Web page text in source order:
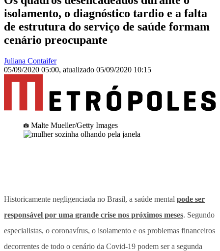
isolamento, o diagnóstico tardio e a falta
de estrutura do serviço de saúde formam
cenário preocupante
Juliana Contaifer
05/09/2020 05:00, atualizado 05/09/2020 10:15
Malte Mueller/Getty Images
Historicamente negligenciada no Brasil, a saúde mental pode ser
responsável por uma grande crise nos próximos meses. Segundo
especialistas, o coronavírus, o isolamento e os problemas financeiros
decorrentes de todo o cenário da Covid-19 podem ser a segunda